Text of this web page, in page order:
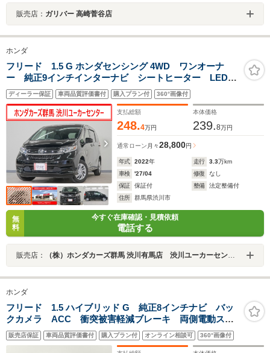
販売店： ガリバー 高崎菅谷店
ホンダ
フリード 1.5 G ホンダセンシング 4WD ワンオーナ
ー 純正9インチインターナビ シートヒーター LEDオ
ートライト アクティブコーナリングライト アダプテ
ィブクルーズコントロール レーンキープアシスト 誤
発進抑制機能 衝突軽減ブレーキ
ディーラー保証 車両品質評価書付 購入プラン付 360°画像付
支払総額
248.4万円
本体価格
239.8万円
通常ローン 月々28,800円
年式 2022年 走行 3.3万km
車検
'27/04 修復
なし
保証
保証付 整備
法定整備付
住所
群馬県渋川市
無
料
今すぐ在庫確認・見積依頼
電話する
販売店： （株）ホンダカーズ群馬 渋川有馬店 渋川ユーカーセンター
ホンダ
フリード 1.5 ハイブリッド G 純正8インチナビ バッ
クカメラ ACC 衝突被害軽減ブレーキ 両側電動スラ
イドドア レーンキープアシスト LEDヘッドライト
前席シートヒーター 電動格納ミラー 前後ドライブレ
販売店保証 車両品質評価書付 購入プラン付 オンライン相談可 360°画像付